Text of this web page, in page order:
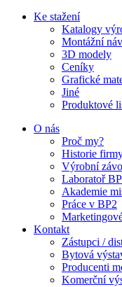
Ke stažení
Katalogy
Montážní
3D modely
Ceníky
Grafické
Jiné
Produktové
O nás
Proč my?
Historie
Výrobní
Laboratoř
Akademie
Práce v BP2
Kontakt
Zástupci /
Bytová
Producenti
Komerční